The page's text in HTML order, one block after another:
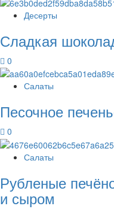
Десерты
Сладкая
0
Салаты
Песочное
0
Салаты
Рубленые
и сыром